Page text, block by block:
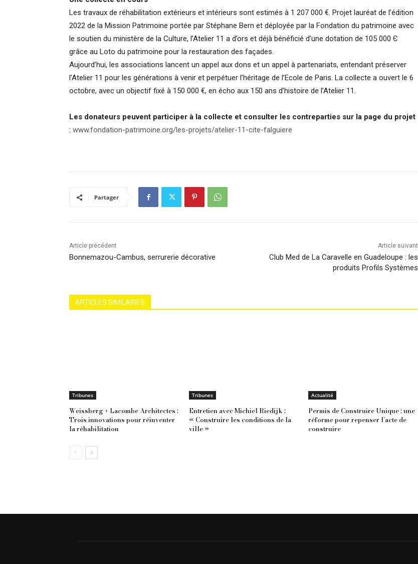
Les travaux de réhabilitation extérieurs et intérieurs sont estimés à 1 207 000 €. Projet lauréat de l’édition
2022 de la Mission Patrimoine portée par Stéphane Bern et déployée par la Fondation du patrimoine avec
le soutien du ministère de la Culture, l’Atelier 11 a d’ors et déjà bénéficié d’une dotation de 105 000 Є
grâce au Loto du patrimoine pour la restauration des façades.
Aujourd’hui, les associations lancent un appel aux dons et un appel à partenariats, entendant préserver
l’Atelier 11 pour les générations à venir et perpétuer l’héritage de l’Ecole de Paris. La collecte a ouvert le 6
octobre, avec un objectif fixé à 150 000 €, en écho aux 150 ans d’histoire de l’Atelier 11.
Les donateurs peuvent participer à la collecte et consulter les contreparties sur la page du projet
: www.fondation-patrimoine.org/les-projets/atelier-11-cite-falguiere
Partager
Article précédent
Bonnemazou-Cambus, serrurerie décorative
Article suivant
Club Med de La Caravelle en Guadeloupe : les
produits Profils Systèmes
ARTICLES SIMILAIRES
Tribunes
Weissberg + Lacombe Architectes :
Trois innovations pour réinventer
la réhabilitation
Tribunes
Entretien avec Michiel Riedijk :
« Construire les conditions de la
ville »
Actualité
Permis de Construire Unique : une
réforme pour repenser l’acte de
construire